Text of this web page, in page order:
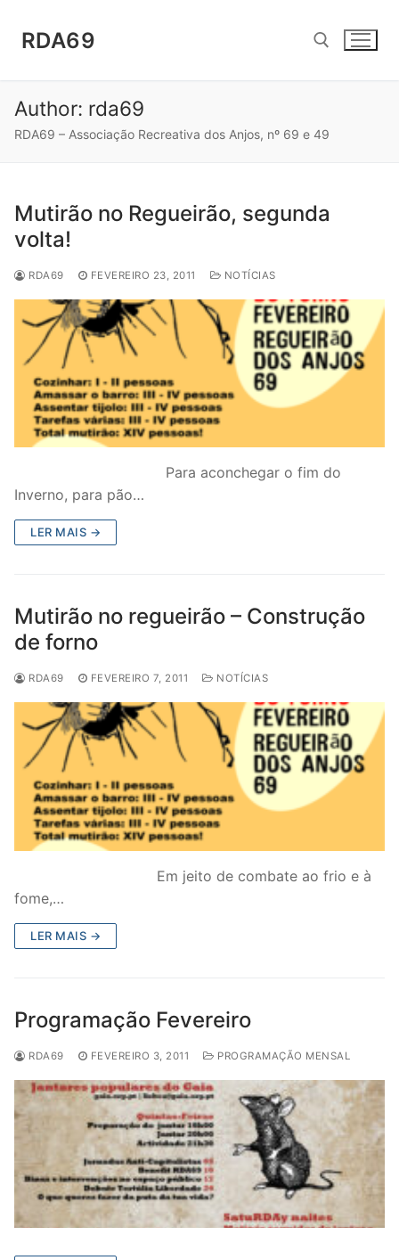
paraRDA69
Author: rda69
RDA69 – Associação Recreativa dos Anjos, nº 69 e 49
Mutirão no Regueirão, segunda
volta!
RDA69 FEVEREIRO 23, 2011 NOTÍCIAS
Para aconchegar o fim do
Inverno, para pão…
LER MAIS →
Mutirão no regueirão – Construção
de forno
RDA69 FEVEREIRO 7, 2011 NOTÍCIAS
Em jeito de combate ao frio e à
fome,…
LER MAIS →
Programação Fevereiro
RDA69 FEVEREIRO 3, 2011 PROGRAMAÇÃO MENSAL